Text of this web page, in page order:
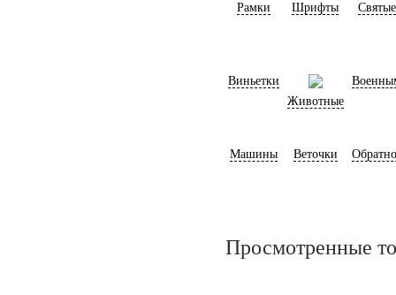
Рамки Шрифты Святые
Виньетки
Животные
Машины Веточки
Просмотренные